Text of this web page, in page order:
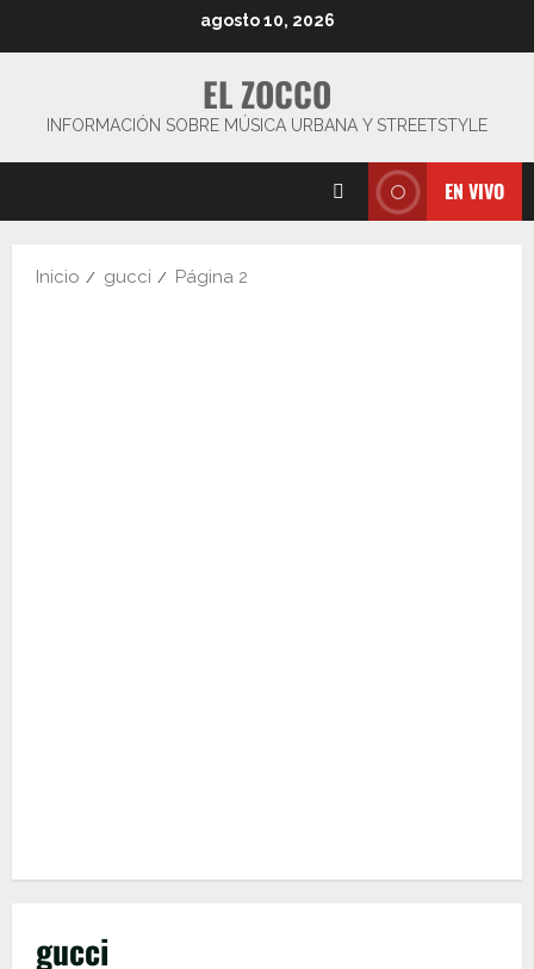
agosto 10, 2026
EL ZOCCO
INFORMACIÓN SOBRE MÚSICA URBANA Y STREETSTYLE
EN VIVO
Inicio gucci Página 2
gucci